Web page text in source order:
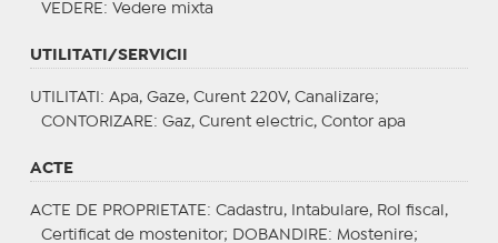
VEDERE : Vedere mixta
UTILITATI/SERVICII
UTILITATI : Apa, Gaze, Curent 220V, Canalizare;
CONTORIZARE : Gaz, Curent electric, Contor apa
ACTE
ACTE DE PROPRIETATE : Cadastru, Intabulare, Rol fiscal,
Certificat de mostenitor;
DOBANDIRE : Mostenire;